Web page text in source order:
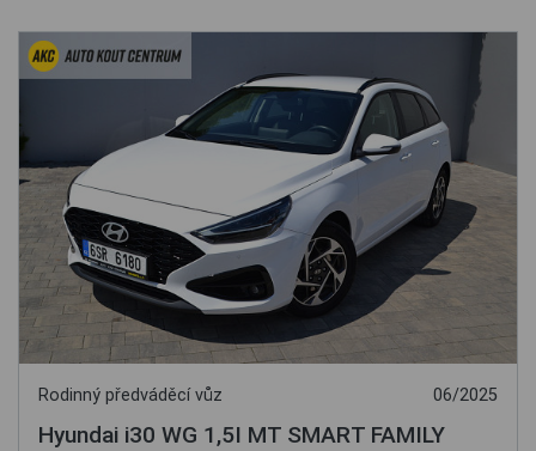
Rodinný předváděcí vůz 06/2025
Hyundai i30 WG 1,5I MT SMART FAMILY